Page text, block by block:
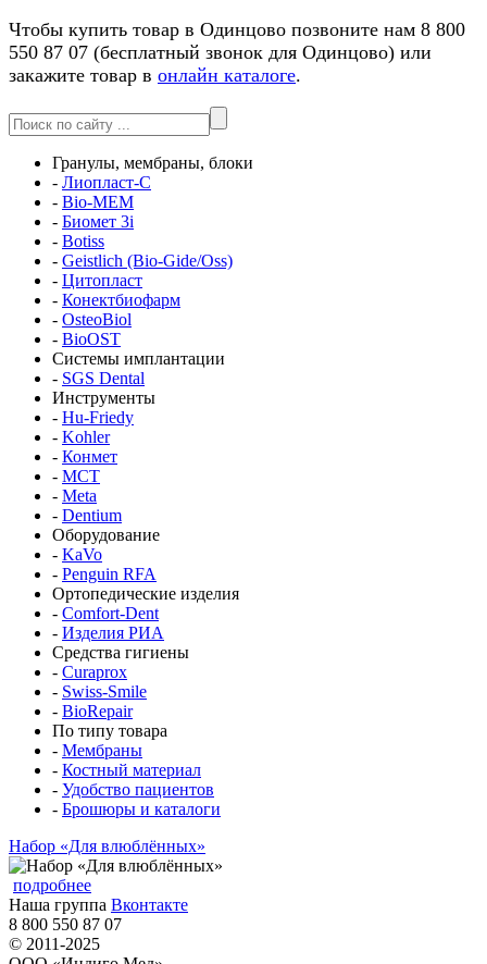
Чтобы купить товар в Одинцово позвоните нам 8 800
550 87 07 (бесплатный звонок для Одинцово) или
закажите товар в онлайн каталоге.
Гранулы, мембраны, блоки
- Лиопласт-С
- Bio-MEM
- Биомет 3i
- Botiss
- Geistlich (Bio-Gide/Oss)
- Цитопласт
- Конектбиофарм
- OsteoBiol
- BioOST
Системы имплантации
- SGS Dental
Инструменты
- Hu-Friedy
- Kohler
- Конмет
- MCT
- Meta
- Dentium
Оборудование
- KaVo
- Penguin RFA
Ортопедические изделия
- Comfort-Dent
- Изделия РИА
Средства гигиены
- Curaprox
- Swiss-Smile
- BioRepair
По типу товара
- Мембраны
- Костный материал
- Удобство пациентов
- Брошюры и каталоги
Набор «Для влюблённых»
подробнее
Наша группа Вконтакте
8 800 550 87 07
© 2011-2025